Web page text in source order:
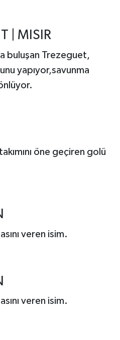
| MISIR
buluşan Trezeguet,
yapıyor,savunma
öne geçiren golü
veren isim.
veren isim.